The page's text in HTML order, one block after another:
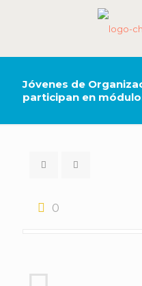
Jóvenes de
participan en
0